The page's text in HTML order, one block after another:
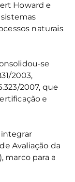
Howard e
naturais
se
2003,
2007, que
e
integrar
Avaliação da
marco para a